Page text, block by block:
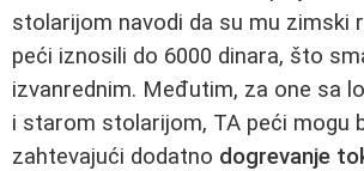
stolarijom navodi da su mu zimski
peći iznosili do 6000 dinara, što
izvanrednim. Međutim, za one sa
i starom stolarijom, TA peći mogu
zahtevajući dodatno dogrevanje